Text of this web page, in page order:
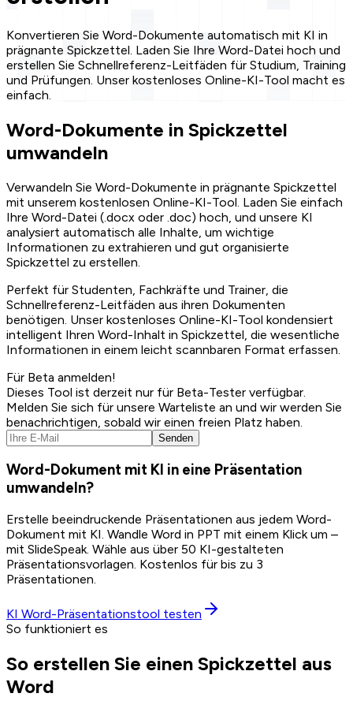
Konvertieren Sie Word-Dokumente automatisch mit KI in
prägnante Spickzettel. Laden Sie Ihre Word-Datei hoch und
erstellen Sie Schnellreferenz-Leitfäden für Studium, Training
und Prüfungen. Unser kostenloses Online-KI-Tool macht es
einfach.
Word-Dokumente in Spickzettel
umwandeln
Verwandeln Sie Word-Dokumente in prägnante Spickzettel
mit unserem kostenlosen Online-KI-Tool. Laden Sie einfach
Ihre Word-Datei (.docx oder .doc) hoch, und unsere KI
analysiert automatisch alle Inhalte, um wichtige
Informationen zu extrahieren und gut organisierte
Spickzettel zu erstellen.
Perfekt für Studenten, Fachkräfte und Trainer, die
Schnellreferenz-Leitfäden aus ihren Dokumenten
benötigen. Unser kostenloses Online-KI-Tool kondensiert
intelligent Ihren Word-Inhalt in Spickzettel, die wesentliche
Informationen in einem leicht scannbaren Format erfassen.
Für Beta anmelden!
Dieses Tool ist derzeit nur für Beta-Tester verfügbar.
Melden Sie sich für unsere Warteliste an und wir werden Sie
benachrichtigen, sobald wir einen freien Platz haben.
Senden
Word-Dokument mit KI in eine Präsentation
umwandeln?
Erstelle beeindruckende Präsentationen aus jedem Word-
Dokument mit KI. Wandle Word in PPT mit einem Klick um –
mit SlideSpeak. Wähle aus über 50 KI-gestalteten
Präsentationsvorlagen. Kostenlos für bis zu 3
Präsentationen.
KI Word-Präsentationstool testen
So funktioniert es
So erstellen Sie einen Spickzettel aus
Word